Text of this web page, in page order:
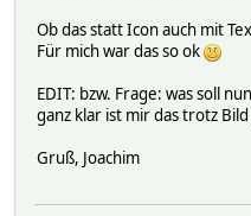
Ob das statt Icon auch mit
Für mich war das so ok
EDIT: bzw. Frage: was soll
ganz klar ist mir das trotz
Gruß, Joachim